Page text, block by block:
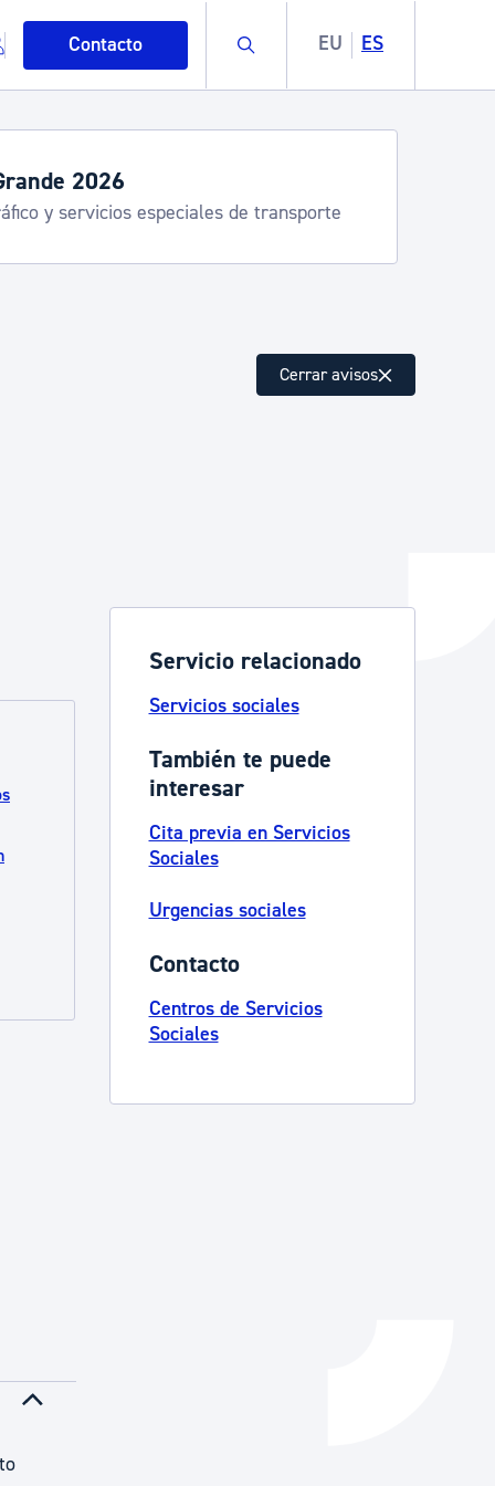
Contacto Buscar EU ES
Catálogo de trámites
Ayuda a la tramitación
Semana Grande 2026: programa
8-15 agosto
Cerrar avisos
Servicio relacionado
Servicios sociales
También te puede
interesar
Cita previa en Servicios
Sociales
Urgencias sociales
Contacto
Centros de Servicios
Sociales